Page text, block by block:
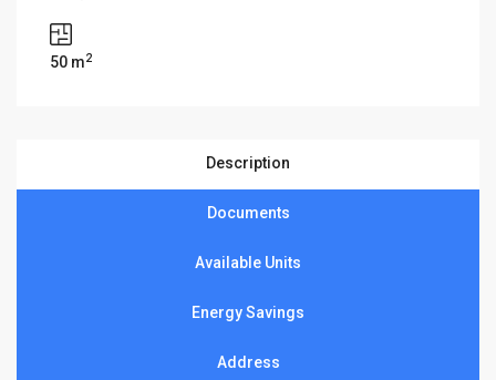
50 m2
Description
Documents
Available Units
Energy Savings
Address